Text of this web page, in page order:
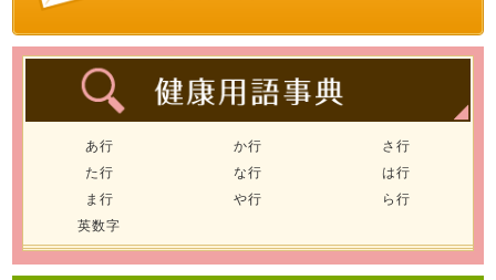
あ行 か行
さ行
た行
な行
は行
ま行
や行
ら行
英数字